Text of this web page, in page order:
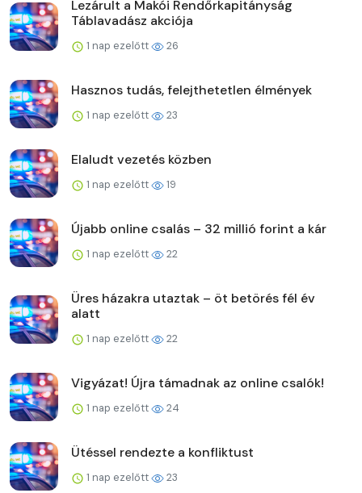
Lezárult a Makói Rendőrkapitányság
Táblavadász akciója
1 nap ezelőtt 26
Hasznos tudás, felejthetetlen élmények
1 nap ezelőtt 23
Elaludt vezetés közben
1 nap ezelőtt 19
Újabb online csalás – 32 millió forint a kár
1 nap ezelőtt 22
Üres házakra utaztak – öt betörés fél év
alatt
1 nap ezelőtt 22
Vigyázat! Újra támadnak az online csalók!
1 nap ezelőtt 24
Ütéssel rendezte a konfliktust
1 nap ezelőtt 23